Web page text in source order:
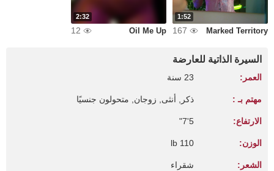
1:52
Marked Territory
167
2:32
Oil Me Up
12
السيرة الذاتية للعارضة
العمر: 23 سنة
مهتم بـ : ذكر, أنثى, زوجان, متحولون جنسيًا
الارتفاع: 5'7"
الوزن: 110 lb
الشعر: شقراء